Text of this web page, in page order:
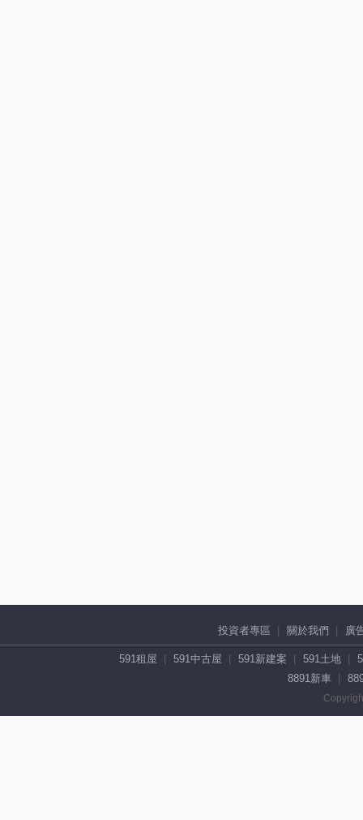
投資者專區 關於我們 廣
591租屋 591中古屋 591新建案 591土地
8891新車